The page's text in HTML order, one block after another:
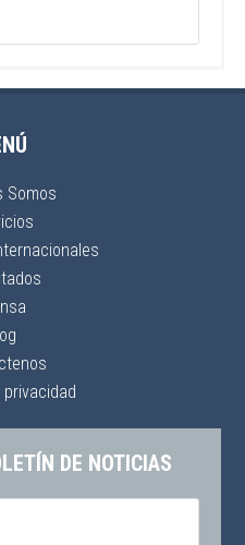
Somos
DE NOTICIAS